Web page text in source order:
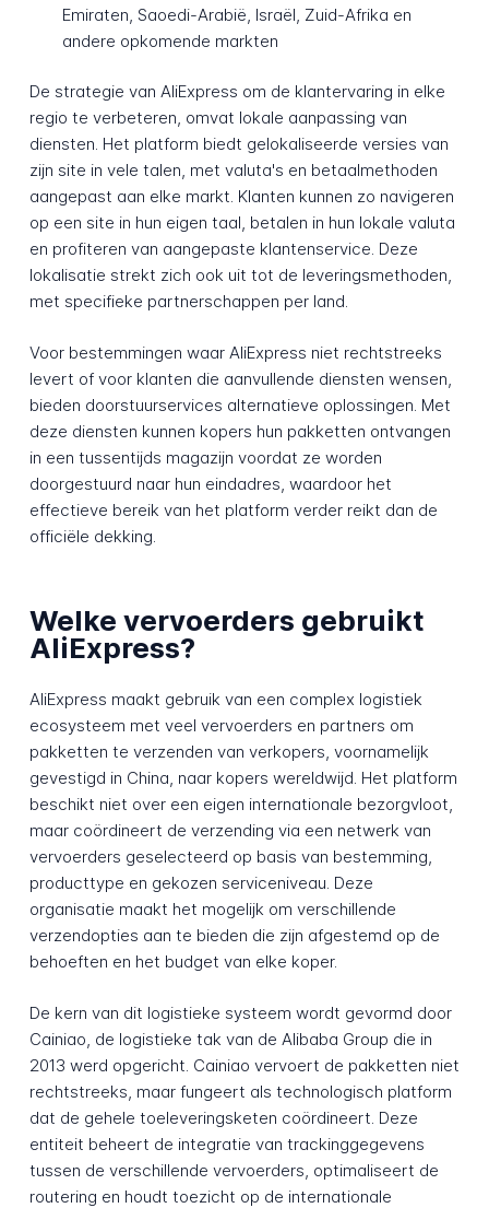
Emiraten, Saoedi-Arabië, Israël, Zuid-Afrika en
andere opkomende markten
De strategie van AliExpress om de klantervaring in elke
regio te verbeteren, omvat lokale aanpassing van
diensten. Het platform biedt gelokaliseerde versies van
zijn site in vele talen, met valuta's en betaalmethoden
aangepast aan elke markt. Klanten kunnen zo navigeren
op een site in hun eigen taal, betalen in hun lokale valuta
en profiteren van aangepaste klantenservice. Deze
lokalisatie strekt zich ook uit tot de leveringsmethoden,
met specifieke partnerschappen per land.
Voor bestemmingen waar AliExpress niet rechtstreeks
levert of voor klanten die aanvullende diensten wensen,
bieden doorstuurservices alternatieve oplossingen. Met
deze diensten kunnen kopers hun pakketten ontvangen
in een tussentijds magazijn voordat ze worden
doorgestuurd naar hun eindadres, waardoor het
effectieve bereik van het platform verder reikt dan de
officiële dekking.
Welke vervoerders gebruikt
AliExpress?
AliExpress maakt gebruik van een complex logistiek
ecosysteem met veel vervoerders en partners om
pakketten te verzenden van verkopers, voornamelijk
gevestigd in China, naar kopers wereldwijd. Het platform
beschikt niet over een eigen internationale bezorgvloot,
maar coördineert de verzending via een netwerk van
vervoerders geselecteerd op basis van bestemming,
producttype en gekozen serviceniveau. Deze
organisatie maakt het mogelijk om verschillende
verzendopties aan te bieden die zijn afgestemd op de
behoeften en het budget van elke koper.
De kern van dit logistieke systeem wordt gevormd door
Cainiao, de logistieke tak van de Alibaba Group die in
2013 werd opgericht. Cainiao vervoert de pakketten niet
rechtstreeks, maar fungeert als technologisch platform
dat de gehele toeleveringsketen coördineert. Deze
entiteit beheert de integratie van trackinggegevens
tussen de verschillende vervoerders, optimaliseert de
routering en houdt toezicht op de internationale